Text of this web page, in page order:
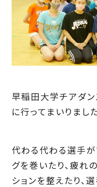
早稲田大学チアダ
に行ってまいりました
代わる代わる選手が
グを巻いたり、疲れ
ションを整えたり、